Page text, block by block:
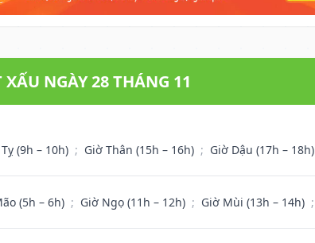
XẤU NGÀY 28 THÁNG 11
(9h – 10h) ; Giờ Thân (15h – 16h) ; Giờ Dậu (17h – 18h)
(5h – 6h) ; Giờ Ngọ (11h – 12h) ; Giờ Mùi (13h – 14h) ;